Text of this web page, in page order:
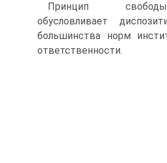
Принцип
обусловливает
большинства норм
ответственности.